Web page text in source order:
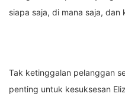
siapa saja, di mana saja, dan
Tak ketinggalan pelanggan
penting untuk kesuksesan